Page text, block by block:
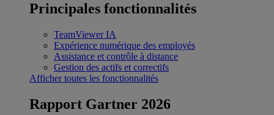
Principales fonctionnalités
TeamViewer IA
Expérience numérique des employés
Assistance et contrôle à distance
Gestion des actifs et correctifs
Afficher toutes les fonctionnalités
Rapport Gartner 2026